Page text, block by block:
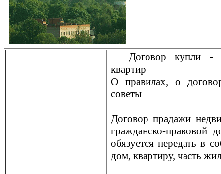
Договор купли -
квартир
О правилах, о
советы
Договор прадажи
гражданско-правовой
обязуется передать в
дом, квартиру, часть